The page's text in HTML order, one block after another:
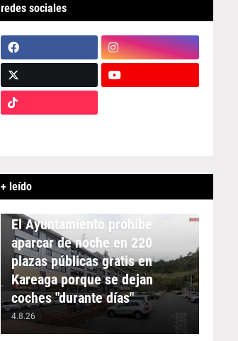
redes sociales
+ leído
APARCAMIENTO
El Ayuntamiento prohíbe
aparcar de noche en 220
plazas públicas gratis en
Kareaga porque se dejan
coches "durante días"
4.8.26